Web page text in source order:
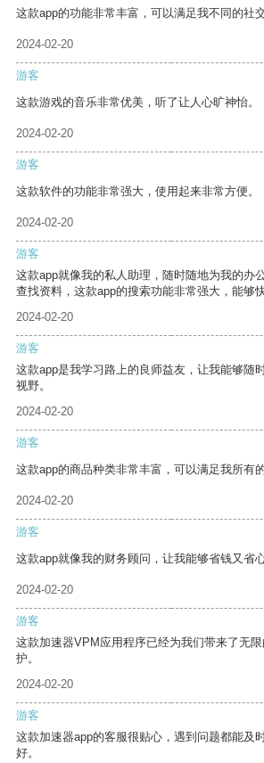
这款app的功能非常丰富，可以满足我不同的社交
2024-02-20
游客
这款游戏的音乐非常优美，听了让人心旷神怡。
2024-02-20
游客
这款软件的功能非常强大，使用起来非常方便。
2024-02-20
游客
这款app就像我的私人助理，随时随地为我的办
查找资料，这款app的搜索功能非常强大，能够
2024-02-20
游客
这款app是我学习路上的良师益友，让我能够随
视野。
2024-02-20
游客
这款app的商品种类非常丰富，可以满足我所有
2024-02-20
游客
这款app就像我的财务顾问，让我能够省钱又省心
2024-02-20
游客
这款加速器VPM应用程序已经为我们带来了无
护。
2024-02-20
游客
这款加速器app的客服很贴心，遇到问题都能及
好。